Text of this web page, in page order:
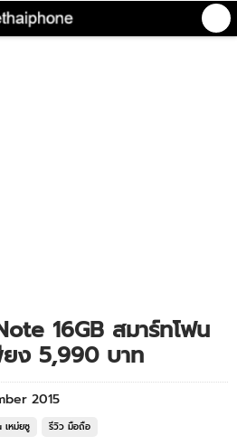
16GB สมาร์ทโฟน
ยง 5,990 บาท
2015
เหม่ยซู รีวิว มือถือ